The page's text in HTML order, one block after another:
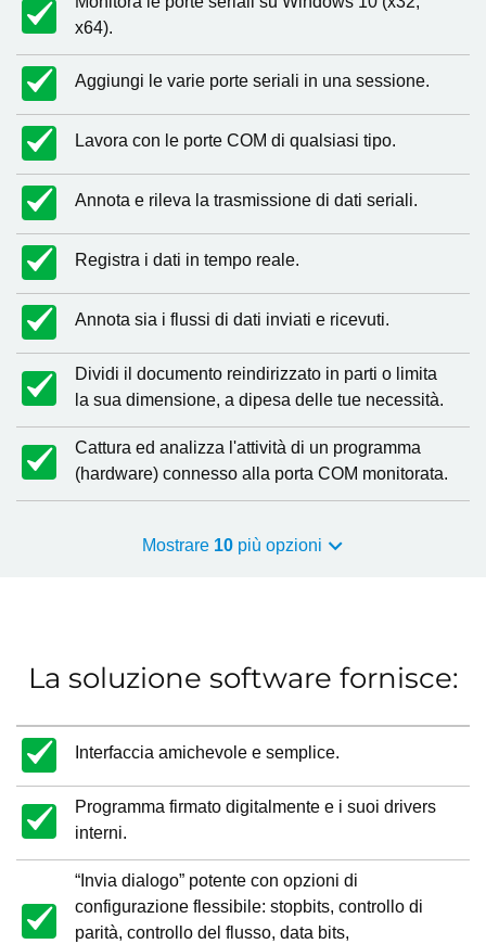
x64).
Aggiungi le varie porte seriali in una sessione.
Lavora con le porte COM di qualsiasi tipo.
Annota e rileva la trasmissione di dati seriali.
Registra i dati in tempo reale.
Annota sia i flussi di dati inviati e ricevuti.
Dividi il documento reindirizzato in parti o limita
la sua dimensione, a dipesa delle tue necessità.
Cattura ed analizza l'attività di un programma
(hardware) connesso alla porta COM monitorata.
Mostrare 10 più opzioni
La soluzione software fornisce:
Interfaccia amichevole e semplice.
Programma firmato digitalmente e i suoi drivers
interni.
“Invia dialogo” potente con opzioni di
configurazione flessibile: stopbits, controllo di
parità, controllo del flusso, data bits,